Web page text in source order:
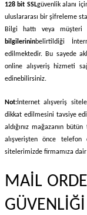
128 bit SSLgüvenlik alanı
uluslararası bir şifreleme
Bilgi hattı veya
bilgilerininbelirtildiği
edilmektedir. Bu sayede
online alışveriş hizmeti
edinebilirsiniz.
Not: İnternet alışveriş
dikkat edilmesini tavsiye
aldığınız mağazanın
alışverişten önce
sitelerimizde firmamıza
MAİL
GÜVENLİĞİ